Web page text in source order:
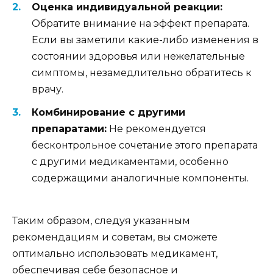
Оценка индивидуальной реакции:
Обратите внимание на эффект препарата.
Если вы заметили какие-либо изменения в
состоянии здоровья или нежелательные
симптомы, незамедлительно обратитесь к
врачу.
Комбинирование с другими
препаратами: Не рекомендуется
бесконтрольное сочетание этого препарата
с другими медикаментами, особенно
содержащими аналогичные компоненты.
Таким образом, следуя указанным
рекомендациям и советам, вы сможете
оптимально использовать медикамент,
обеспечивая себе безопасное и